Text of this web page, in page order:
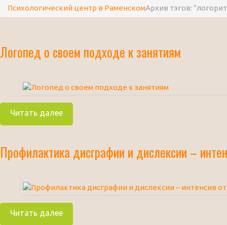
Психологический центр в РаменскомАрхив тэгов:
Логопед о своем подходе к занятиям
Читать далее
Профилактика дисграфии и дислексии –
Читать далее